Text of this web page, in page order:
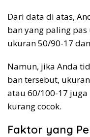
Dari data di atas,
ban yang paling
ukuran 50/90-17
Namun, jika Anda
ban tersebut,
atau 60/100-17
kurang cocok.
Faktor yang